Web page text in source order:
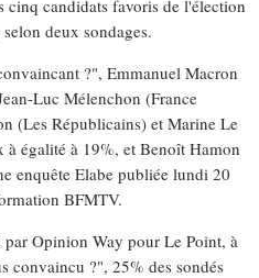
cinq candidats favoris de l'élection
deux sondages.
?", Emmanuel Macron
Luc Mélenchon (France
(Les Républicains) et Marine Le
égalité à 19%, et Benoît Hamon
enquête Elabe publiée lundi 20
BFMTV.
par Opinion Way pour Le Point, à
convaincu ?", 25% des sondés